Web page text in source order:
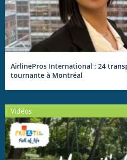
AirlinePros International : 24
tournante à Montréal
Vidéos